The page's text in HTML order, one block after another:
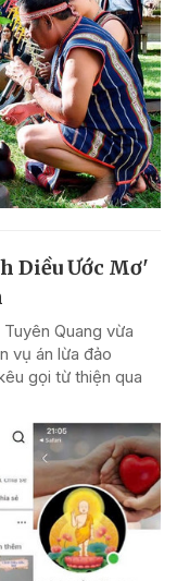
Diều Ước Mơ'
Quang vừa
vụ án lừa đảo
gọi từ thiện qua